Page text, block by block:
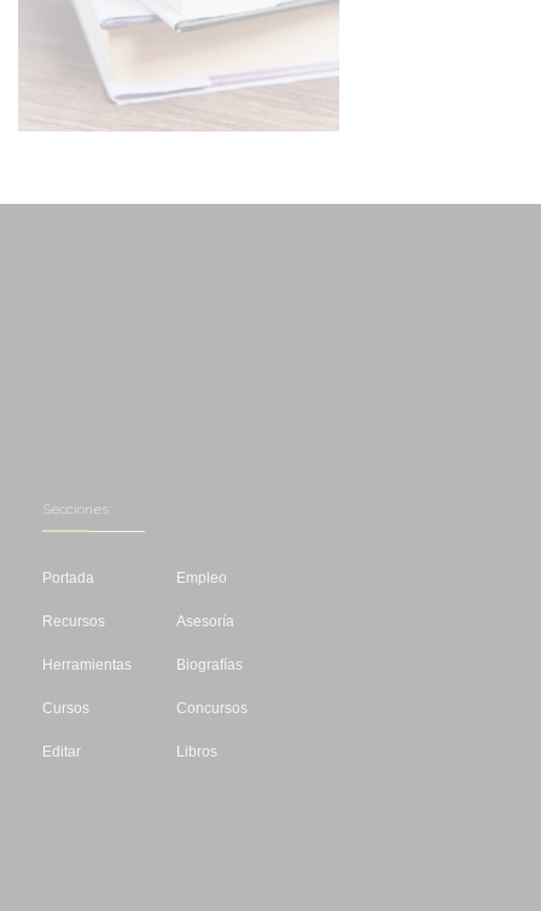
Secciones
Portada
Recursos
Herramientas
Cursos
Editar
Empleo
Asesoría
Biografías
Concursos
Libros